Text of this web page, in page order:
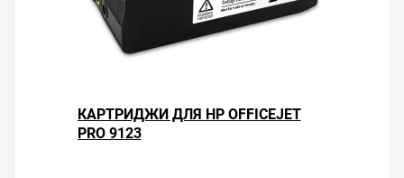
КАРТРИДЖИ ДЛЯ HP OFFICEJET
PRO 9123